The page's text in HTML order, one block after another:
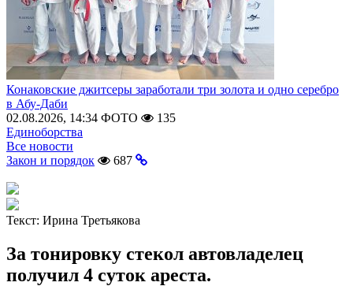
Конаковские джитсеры заработали три золота и одно серебро
в Абу-Даби
02.08.2026, 14:34 ФОТО
135
Единоборства
Все новости
Закон и порядок
687
Текст: Ирина Третьякова
За тонировку стекол автовладелец
получил 4 суток ареста.